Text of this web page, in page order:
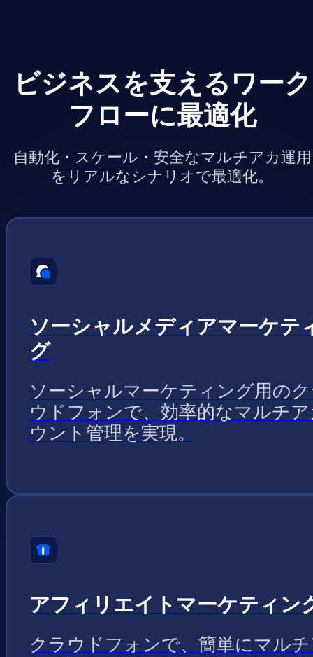
ビジネスを支えるワーク
フローに最適化
自動化・スケール・安全なマルチアカ運用
をリアルなシナリオで最適化。
ソーシャルメディアマーケテ
グ
ソーシャルマーケティング用の
ウドフォンで、効率的なマルチ
ウント管理を実現。
アフィリエイトマーケティン
クラウドフォンで、簡単にマル